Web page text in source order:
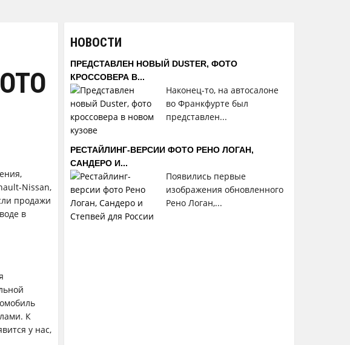
Nissan,
продажи
в
К
у нас,
НОВОСТИ
ПРЕДСТАВЛЕН НОВЫЙ DUSTER, ФОТО
КРОССОВЕРА В...
Наконец-то, на автосалоне
во Франкфурте был
представлен...
РЕСТАЙЛИНГ-ВЕРСИИ ФОТО РЕНО ЛОГАН,
САНДЕРО И...
Появились первые
изображения обновленного
Рено Логан,...